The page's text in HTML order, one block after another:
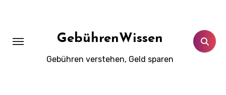
GebührenWissen
Gebühren verstehen, Geld sparen